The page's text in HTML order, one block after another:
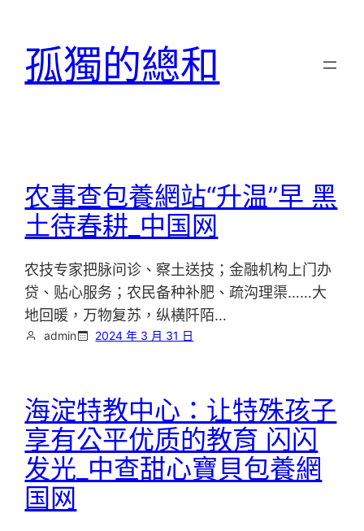
孤獨的總和
农事查包養網站“升温”早 黑
土待春耕_中国网
农技专家把脉问诊、察土送技；金融机构上门办
贷、贴心服务；农民备种补肥、疏沟理渠……大
地回暖，万物复苏，纵横阡陌…
admin 2024 年 3 月 31 日
海淀特教中心：让特殊孩子
享有公平优质的教育 闪闪
发光_中查甜心寶貝包養網
国网